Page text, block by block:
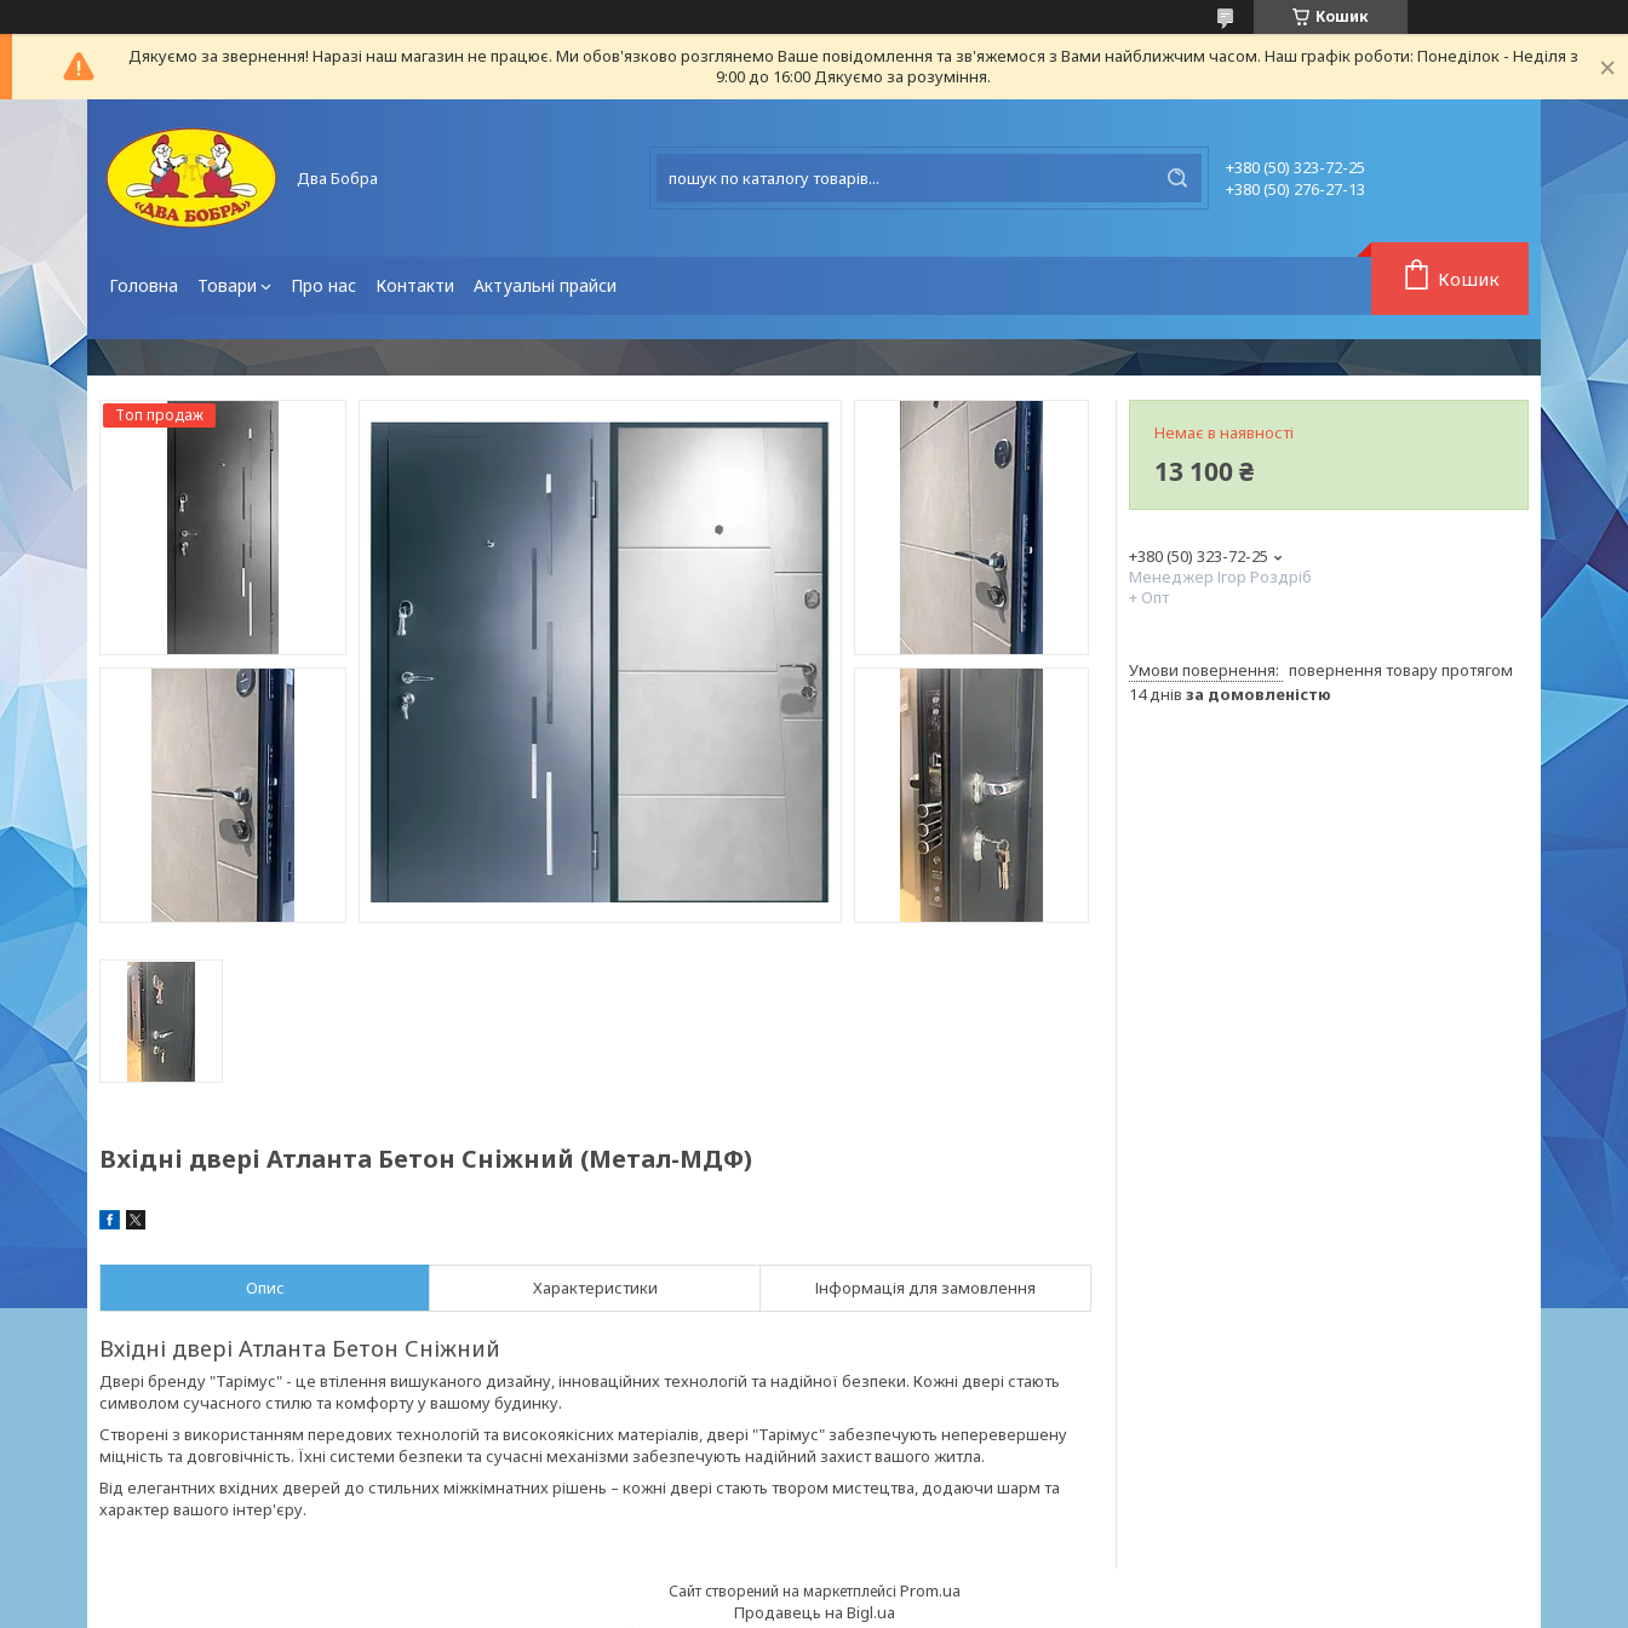
Кошик
Дякуємо за звернення! Наразі наш магазин не працює. Ми обов'язково розглянемо Ваше повідомлення та зв'яжемося з Вами найближчим часом. Наш графік роботи: Понеділок - Неділя з
9:00 до 16:00 Дякуємо за розуміння.
Два Бобра
+380 (50) 323-72-25
+380 (50) 276-27-13
Головна Товари Про нас Контакти Актуальні прайси Кошик
Топ продаж
Вхідні двері Атланта Бетон Сніжний (Метал-МДФ)
Опис Характеристики Інформація для замовлення
Вхідні двері Атланта Бетон Сніжний
Двері бренду "Тарімус" - це втілення вишуканого дизайну, інноваційних технологій та надійної безпеки. Кожні двері стають
символом сучасного стилю та комфорту у вашому будинку.
Створені з використанням передових технологій та високоякісних матеріалів, двері "Тарімус" забезпечують неперевершену
міцність та довговічність. Їхні системи безпеки та сучасні механізми забезпечують надійний захист вашого житла.
Від елегантних вхідних дверей до стильних міжкімнатних рішень – кожні двері стають твором мистецтва, додаючи шарм та
характер вашого інтер'єру.
Немає в наявності
13 100 ₴
+380 (50) 323-72-25
Менеджер Ігор Роздріб
+ Опт
повернення товару протягом
14 днів за домовленістю
Сайт створений на маркетплейсі Prom.ua
Продавець на Bigl.ua